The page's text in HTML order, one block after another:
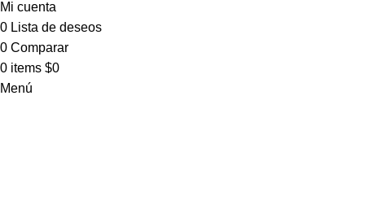
Mi cuenta
0 Lista de deseos
0 Comparar
0 items $0
Menú